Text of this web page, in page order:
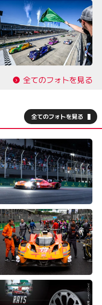
全てのフォトを見る
全てのフォトを見る